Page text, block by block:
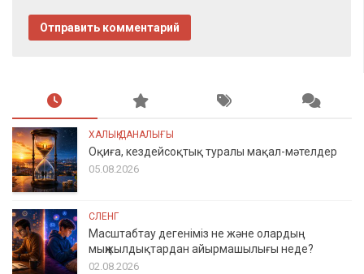
ХАЛЫҚ ДАНАЛЫҒЫ
Оқиға, кездейсоқтық туралы мақал-мәтелдер
05.08.2026
СЛЕНГ
Масштабтау дегеніміз не және олардың
мыңжылдықтардан айырмашылығы неде?
02.08.2026